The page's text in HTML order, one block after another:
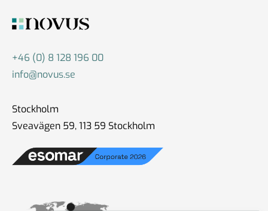
+46 (0) 8 128 196 00
info@novus.se
Stockholm
Sveavägen 59, 113 59 Stockholm